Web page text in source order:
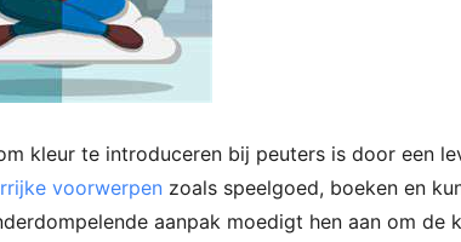
kleur te introduceren bij peuters is door een
voorwerpen zoals speelgoed, boeken en
aanpak moedigt hen aan om de